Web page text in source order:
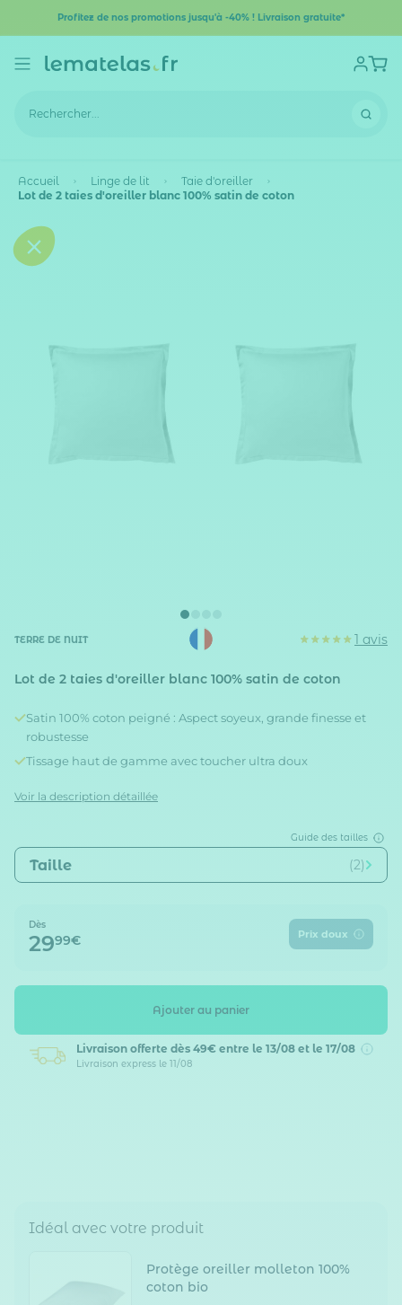
Profitez de nos promotions jusqu'à -40% ! Livraison gratuite*
Accueil Linge de lit
Taie d'oreiller
Lot de 2 taies d'oreiller blanc 100% satin de coton
TERRE DE NUIT 1 avis
Lot de 2 taies d'oreiller blanc 100% satin de coton
Satin 100% coton peigné : Aspect soyeux, grande finesse et
robustesse
Tissage haut de gamme avec toucher ultra doux
Voir la description détaillée
Dès
2999€ Prix doux
Guide des tailles
Taille (2)
Ajouter au panier
Livraison offerte dès 49€ entre le 13/08 et le 17/08
Livraison express le 11/08
Idéal avec votre produit
Protège oreiller molleton 100%
coton bio